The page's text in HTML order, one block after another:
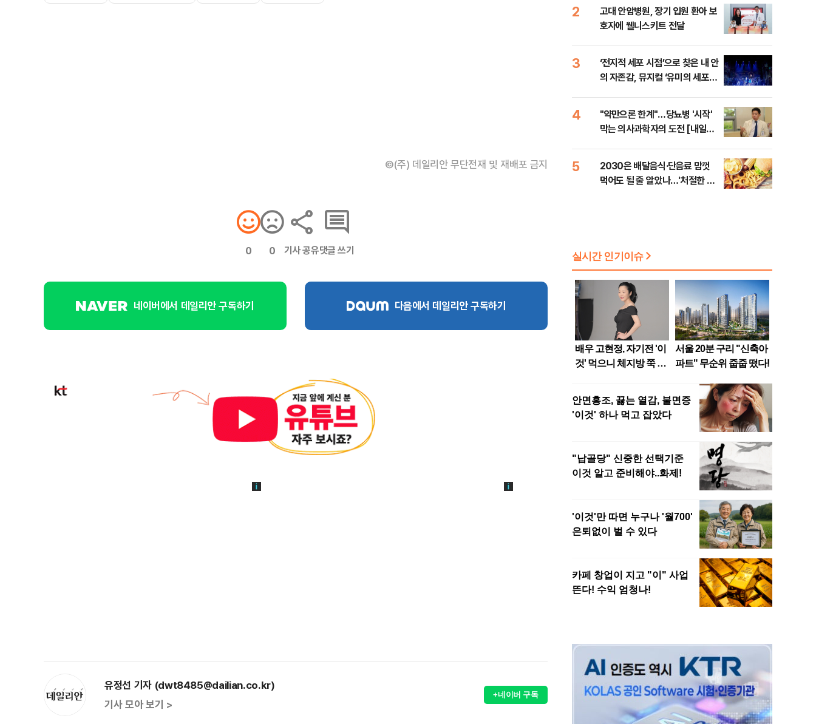
©(주) 데일리안 무단전재 및 재배포 금지
0 0 기사 공유댓글 쓰기
네이버에서 데일리안 구독하기 다음에서 데일리안 구독하기
유정선 기자 (dwt8485@dailian.co.kr)
기사 모아 보기 >
+네이버 구독
2
고대 안암병원, 장기 입원 환아 보
호자에 웰니스키트 전달
3
‘전지적 세포 시점’으로 찾은 내 안
의 자존감, 뮤지컬 ‘유미의 세포들’
4
"약만으론 한계"…당뇨병 '시작'
막는 의사과학자의 도전 [내일의
5
2030은 배달음식·단음료 맘껏
먹어도 될 줄 알았나…'처절한 대